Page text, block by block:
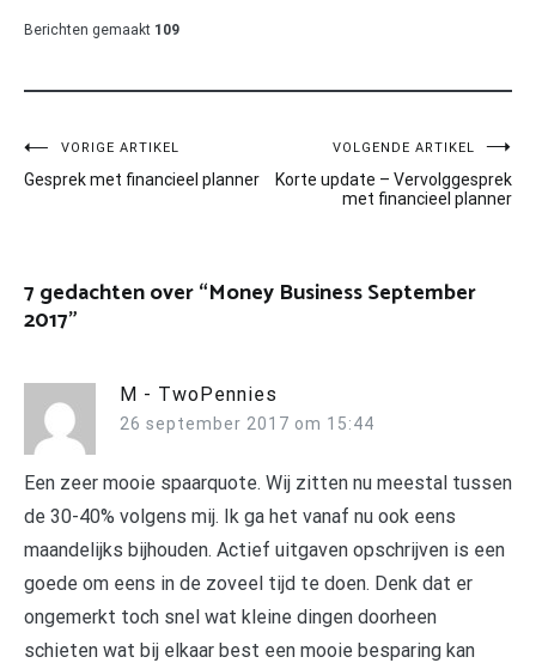
Berichten gemaakt 109
Bericht
navigatie
VORIGE ARTIKEL
Gesprek met financieel planner
VOLGENDE ARTIKEL
Korte update – Vervolggesprek
met financieel planner
7 gedachten over “Money Business September
2017”
M - TwoPennies
26 september 2017 om 15:44
Een zeer mooie spaarquote. Wij zitten nu meestal tussen
de 30-40% volgens mij. Ik ga het vanaf nu ook eens
maandelijks bijhouden. Actief uitgaven opschrijven is een
goede om eens in de zoveel tijd te doen. Denk dat er
ongemerkt toch snel wat kleine dingen doorheen
schieten wat bij elkaar best een mooie besparing kan